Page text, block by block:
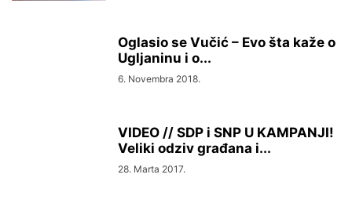
Oglasio se Vučić – Evo šta kaže o
Ugljaninu i o...
6. Novembra 2018.
VIDEO // SDP i SNP U KAMPANJI!
Veliki odziv građana i...
28. Marta 2017.